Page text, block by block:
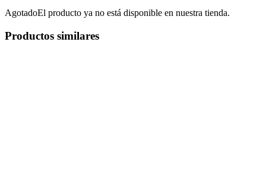
AgotadoEl producto ya no está disponible en nuestra tienda.
Productos similares